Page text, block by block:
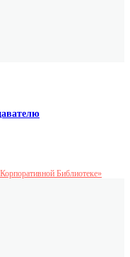
Библиотеке»